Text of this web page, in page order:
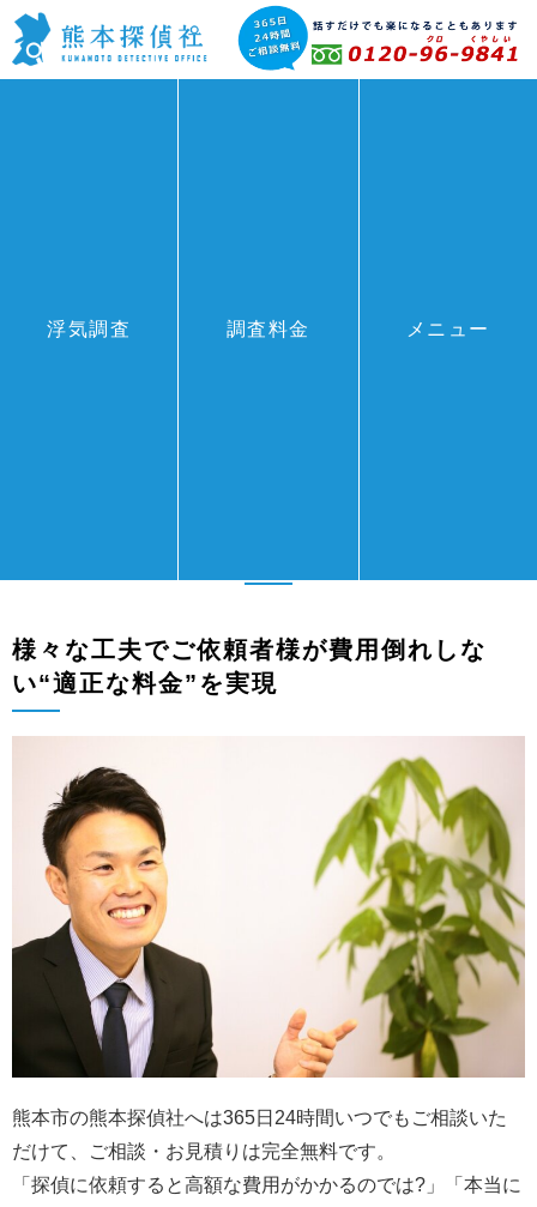
浮気調査 調査料金 メニュー
様々な工夫でご依頼者様が費用倒れしな
い“適正な料金”を実現
熊本市の熊本探偵社へは365日24時間いつでもご相談いた
だけて、ご相談・お見積りは完全無料です。
「探偵に依頼すると高額な費用がかかるのでは?」「本当に